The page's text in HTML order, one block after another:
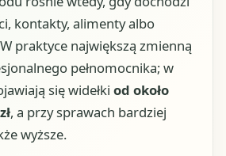
kontakty, alimenty albo
praktyce największą zmienną
pełnomocnika; w
się widełki od około
, a przy sprawach bardziej
wyższe.